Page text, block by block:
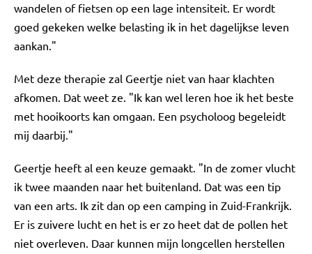
wandelen of fietsen op een lage intensiteit. Er wordt
goed gekeken welke belasting ik in het dagelijkse leven
aankan."
Met deze therapie zal Geertje niet van haar klachten
afkomen. Dat weet ze. "Ik kan wel leren hoe ik het beste
met hooikoorts kan omgaan. Een psycholoog begeleidt
mij daarbij."
Geertje heeft al een keuze gemaakt. "In de zomer vlucht
ik twee maanden naar het buitenland. Dat was een tip
van een arts. Ik zit dan op een camping in Zuid-Frankrijk.
Er is zuivere lucht en het is er zo heet dat de pollen het
niet overleven. Daar kunnen mijn longcellen herstellen